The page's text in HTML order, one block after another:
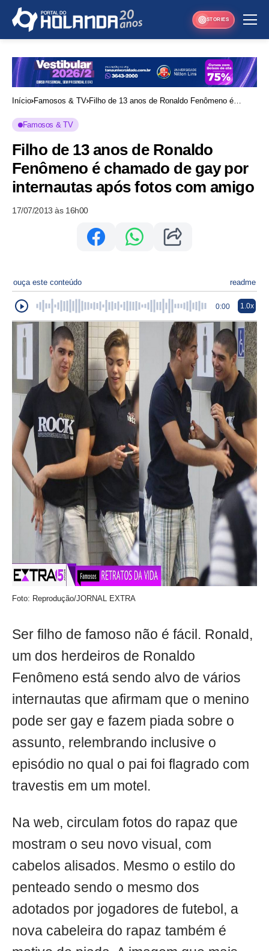
STORIES
Início Famosos & TV Filho de 13 anos de Ronaldo Fenômeno é
Famosos & TV
Filho de 13 anos de Ronaldo
Fenômeno é chamado de gay por
internautas após fotos com amigo
17/07/2013 às 16h00
ouça este conteúdo readme
0:00 1.0x
Foto: Reprodução/JORNAL EXTRA
Ser filho de famoso não é fácil. Ronald,
um dos herdeiros de Ronaldo
Fenômeno está sendo alvo de vários
internautas que afirmam que o menino
pode ser gay e fazem piada sobre o
assunto, relembrando inclusive o
episódio no qual o pai foi flagrado com
travestis em um motel.
Na web, circulam fotos do rapaz que
mostram o seu novo visual, com
cabelos alisados. Mesmo o estilo do
penteado sendo o mesmo dos
adotados por jogadores de futebol, a
nova cabeleira do rapaz também é